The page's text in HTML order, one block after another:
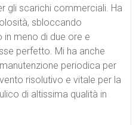
gli scarichi commerciali. Ha
sbloccando
meno di due ore e
perfetto. Mi ha anche
periodica per
risolutivo e vitale per la
di altissima qualità in